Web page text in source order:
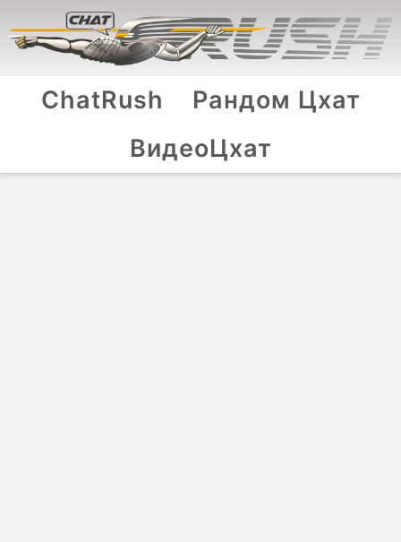
ChatRush
Рандом Цхат
ВидеоЦхат